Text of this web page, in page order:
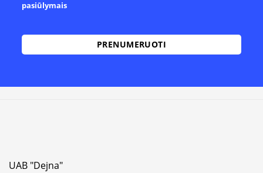
pasiūlymais
UAB "Dejna"